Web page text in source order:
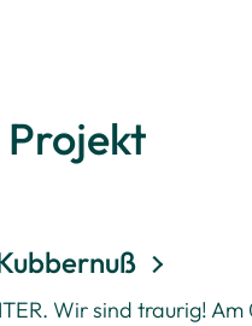
Projekt
Wir sind traurig! Am